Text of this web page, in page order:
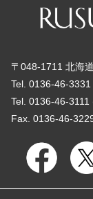
〒048-1711 北海
Tel. 0136-46-3331
Tel. 0136-46-
Fax. 0136-46-